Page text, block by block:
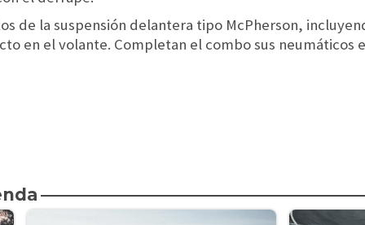
de la suspensión delantera tipo McPherson,
en el volante. Completan el combo sus neumáticos